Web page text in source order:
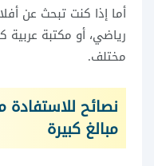
أما إذا كنت تبحث عن
رياضي، أو مكتبة
مختلف.
مبالغ كبيرة